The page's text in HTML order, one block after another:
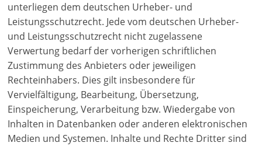
unterliegen dem deutschen Urheber- und
Leistungsschutzrecht. Jede vom deutschen Urheber-
und Leistungsschutzrecht nicht zugelassene
Verwertung bedarf der vorherigen schriftlichen
Zustimmung des Anbieters oder jeweiligen
Rechteinhabers. Dies gilt insbesondere für
Vervielfältigung, Bearbeitung, Übersetzung,
Einspeicherung, Verarbeitung bzw. Wiedergabe von
Inhalten in Datenbanken oder anderen elektronischen
Medien und Systemen. Inhalte und Rechte Dritter sind